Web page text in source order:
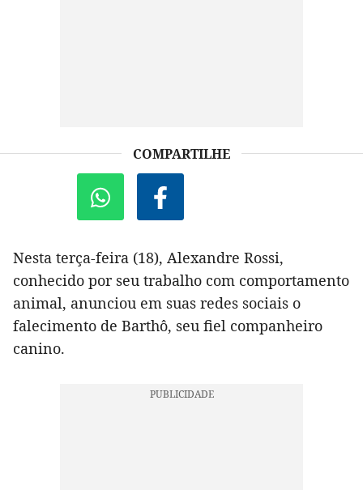
COMPARTILHE
Nesta terça-feira (18), Alexandre Rossi,
conhecido por seu trabalho com comportamento
animal, anunciou em suas redes sociais o
falecimento de Barthô, seu fiel companheiro
canino.